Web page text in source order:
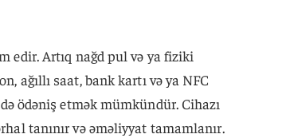
edir. Artıq nağd pul və ya fiziki
ağıllı saat, bank kartı və ya NFC
ödəniş etmək mümkündür. Cihazı
tanınır və əməliyyat tamamlanır.